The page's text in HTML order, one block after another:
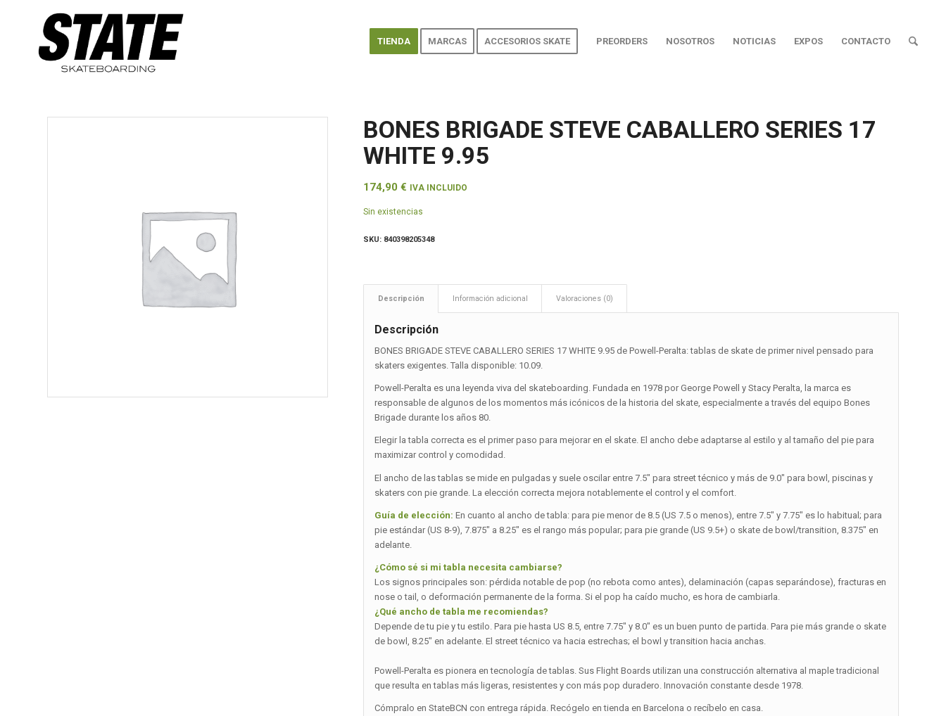
TIENDA MARCAS ACCESORIOS SKATE PREORDERS NOSOTROS NOTICIAS EXPOS CONTACTO
BONES BRIGADE STEVE CABALLERO SERIES 17
WHITE 9.95
174,90€ IVA INCLUIDO
Sin existencias
SKU: 840398205348
Descripción Información adicional Valoraciones (0)
Descripción
BONES BRIGADE STEVE CABALLERO SERIES 17 WHITE 9.95 de Powell-Peralta: tablas de skate de primer nivel pensado para
skaters exigentes. Talla disponible: 10.09.
Powell-Peralta es una leyenda viva del skateboarding. Fundada en 1978 por George Powell y Stacy Peralta, la marca es
responsable de algunos de los momentos más icónicos de la historia del skate, especialmente a través del equipo Bones
Brigade durante los años 80.
Elegir la tabla correcta es el primer paso para mejorar en el skate. El ancho debe adaptarse al estilo y al tamaño del pie para
maximizar control y comodidad.
El ancho de las tablas se mide en pulgadas y suele oscilar entre 7.5″ para street técnico y más de 9.0″ para bowl, piscinas y
skaters con pie grande. La elección correcta mejora notablemente el control y el comfort.
Guía de elección: En cuanto al ancho de tabla: para pie menor de 8.5 (US 7.5 o menos), entre 7.5″ y 7.75″ es lo habitual; para
pie estándar (US 8-9), 7.875″ a 8.25″ es el rango más popular; para pie grande (US 9.5+) o skate de bowl/transition, 8.375″ en
adelante.
¿Cómo sé si mi tabla necesita cambiarse?
Los signos principales son: pérdida notable de pop (no rebota como antes), delaminación (capas separándose), fracturas en
nose o tail, o deformación permanente de la forma. Si el pop ha caído mucho, es hora de cambiarla.
¿Qué ancho de tabla me recomiendas?
Depende de tu pie y tu estilo. Para pie hasta US 8.5, entre 7.75″ y 8.0″ es un buen punto de partida. Para pie más grande o skate
de bowl, 8.25″ en adelante. El street técnico va hacia estrechas; el bowl y transition hacia anchas.
Powell-Peralta es pionera en tecnología de tablas. Sus Flight Boards utilizan una construcción alternativa al maple tradicional
que resulta en tablas más ligeras, resistentes y con más pop duradero. Innovación constante desde 1978.
Cómpralo en StateBCN con entrega rápida. Recógelo en tienda en Barcelona o recíbelo en casa.